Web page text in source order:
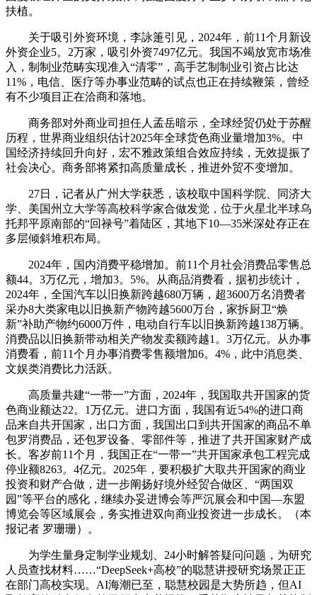
扶植。
关于吸引外资环境，李詠箑引见，2024年，前11个月新设
外资企业5。2万家，吸引外资7497亿元。我国不竭放宽市场准
入，制制业范畴实现准入“清零”，高手艺制制业引资占比达
11%，电信、医疗等办事业范畴的试点也正在持续鞭策，曾经
有不少项目正在洽商和落地。
商务部对外商业司担任人孟岳暗示，全球经贸仍处于苏醒
历程，世界商业组织估计2025年全球货色商业量增加3%。中
国经济持续回升向好，宏不雅政策组合效应持续，无效提振了
社会决心。商务部将紧扣高质量成长，推进外贸不变增加。
27日，记者从广州大学获悉，该校取中国科学院、同济大
学、美国州立大学等高校科学家合做发觉，位于火星北半球乌
托邦平原南部的“回禄号”着陆区，其地下10—35米深处存正在
多层倾斜堆积布局。
2024年，国内消费平稳增加。前11个月社会消费品零售总
额44。3万亿元，增加3。5%。从商品消费看，据初步统计，
2024年，全国汽车以旧换新跨越680万辆，超3600万名消费者
采办8大类家电以旧换新产物跨越5600万台，家拆厨卫“焕
新”补助产物约6000万件，电动自行车以旧换新跨越138万辆。
消费品以旧换新带动相关产物发卖额跨越1。3万亿元。从办事
消费看，前11个月办事消费零售额增加6。4%，此中消息类、
文娱类消费比力活跃。
高质量共建“一带一”方面，2024年，我国取共开国家的货
色商业额达22。1万亿元。进口方面，我国有近54%的进口商
品来自共开国家，出口方面，我国出口到共开国家的商品不单
包罗消费品，还包罗设备、零部件等，推进了共开国家财产成
长。客岁前11个月，我国正在“一带一”共开国家承包工程完成
停业额8263。4亿元。2025年，要积极扩大取共开国家的商业
投资和财产合做，进一步阐扬好境外经贸合做区、“两国双
园”等平台的感化，继续办妥进博会等严沉展会和中国—东盟
博览会等区域展会，务实推进双向商业投资进一步成长。（本
报记者 罗珊珊）。
为学生量身定制学业规划、24小时解答疑问问题，为研究
人员查找材料……“DeepSeek+高校”的聪慧讲授研究场景正正
在部门高校实现。AI海潮已至，聪慧校园是大势所趋，但AI